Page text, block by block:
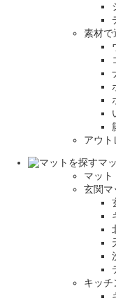
素材で
アウト
マ
マット
玄関マ
キッチ